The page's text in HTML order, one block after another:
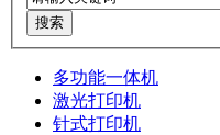
多功能一体机
激光打印机
针式打印机